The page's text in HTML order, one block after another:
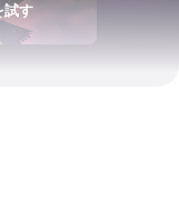
試す